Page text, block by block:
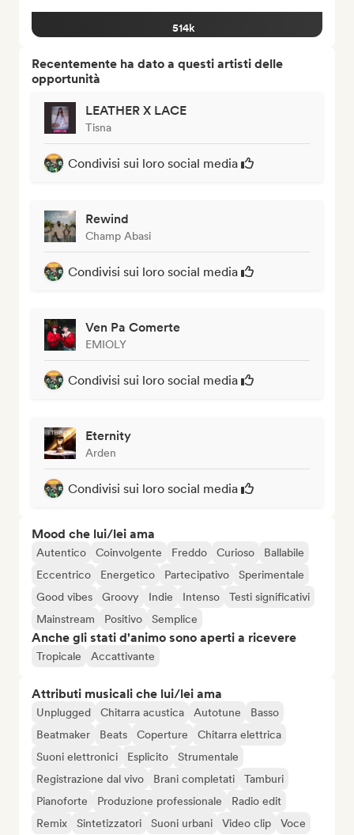
514k
Recentemente ha dato a questi artisti delle
opportunità
LEATHER X LACE
Tisna
Condivisi sui loro social media
Rewind
Champ Abasi
Condivisi sui loro social media
Ven Pa Comerte
EMIOLY
Condivisi sui loro social media
Eternity
Arden
Condivisi sui loro social media
Mood che lui/lei ama
Autentico Coinvolgente Freddo Curioso
Ballabile
Eccentrico
Energetico Partecipativo
Sperimentale
Good vibes
Groovy Indie Intenso
Testi significativi
Mainstream
Positivo Semplice
Anche gli stati d'animo sono aperti a ricevere
Tropicale Accattivante
Attributi musicali che lui/lei ama
Unplugged Chitarra acustica Autotune
Basso
Beatmaker
Beats Coperture
Chitarra elettrica
Suoni elettronici
Esplicito
Strumentale
Registrazione dal vivo
Brani completati
Tamburi
Pianoforte
Produzione professionale
Radio edit
Remix
Sintetizzatori Suoni urbani Video clip Voce